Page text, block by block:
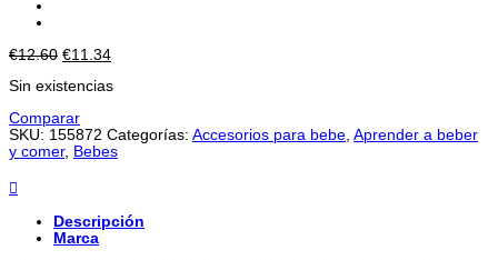
€12.60 El
original
€12.60.
€11.34El
actual
Sin existencias
Comparar
SKU: 155872 Categorías: Accesorios para bebe Aprender a beber
y comer, Bebes
Descripción
Marca